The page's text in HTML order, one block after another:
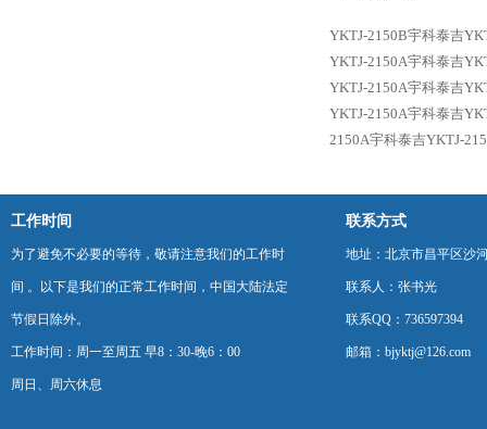
YKTJ-2150B宇科泰吉
YKTJ-2150A宇科泰吉
YKTJ-2150A宇科泰吉
YKTJ-2150A宇科泰吉
2150A宇科泰吉YKTJ-
工作时间
为了避免不必要的等待，敬请注意我们的工作时
间 。以下是我们的正常工作时间，中国大陆法定
节假日除外。
工作时间：周一至周五 早8：30-晚6：00
周日、周六休息
联系方式
地址：北京市昌平区沙
联系人：张书光
联系QQ：736597394
邮箱：bjyktj@126.com